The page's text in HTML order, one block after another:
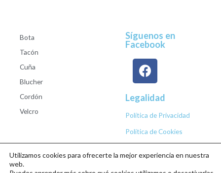
Bota
Tacón
Cuña
Blucher
Cordón
Velcro
Síguenos en
Facebook
Legalidad
Política de Privacidad
Política de Cookies
Utilizamos cookies para ofrecerte la mejor experiencia en nuestra
web.